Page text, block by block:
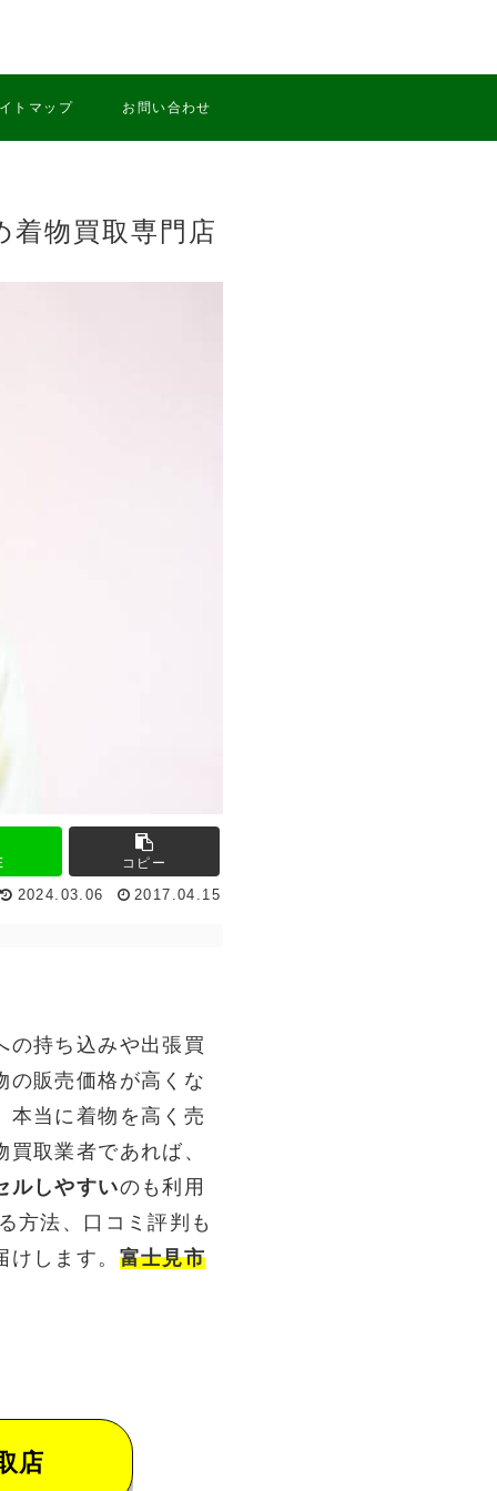
トマップ お問い合わせ
着物買取専門店
コピー
2024.03.06 2017.04.15
の持ち込みや出張買
の販売価格が高くな
本当に着物を高く売
取業者であれば、
ルしやすいのも利用
方法、口コミ評判も
します。 富士見市
店